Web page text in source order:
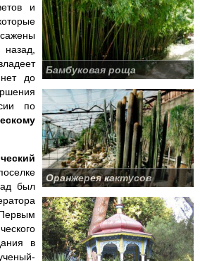
святыни
гнездо
дворец
дворец
Мангуп-Кале
ботанический сад
+ Ялтинский зоопарк
Чатыр-Дага
Бамбуковая роща
Оранжерея кактусов
и
до
по
был
в